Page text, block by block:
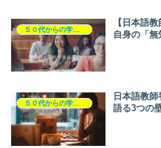
【日本語
自身の「無
５０代からの学び直し（資格・本）
日本語教
語る3つの